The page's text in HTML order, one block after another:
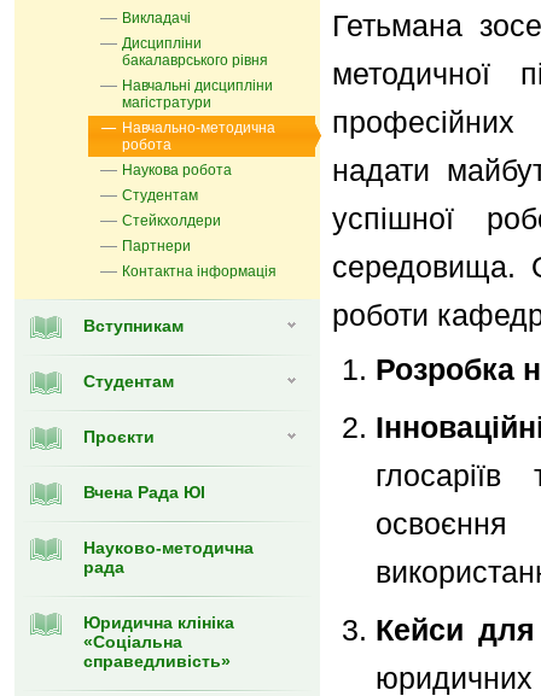
Викладачі
Дисципліни
бакалаврського рівня
Навчальні дисципліни
магістратури
Навчально-методична
робота
Наукова робота
Студентам
Стейкхолдери
Партнери
Контактна інформація
Вступникам
Студентам
Проєкти
Вчена Рада ЮІ
Науково-методична
рада
Юридична клініка
«Соціальна
справедливість»
Гетьмана
методичної
надати
успішної
середовища.
роботи
Розробка
освоєння
Кейси
юридичних